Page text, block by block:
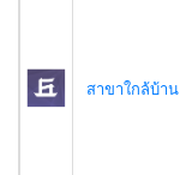
สาขาใกล้บ้าน